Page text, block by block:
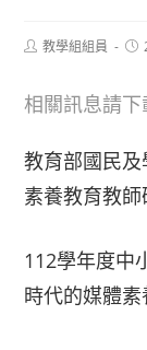
Post教學組組員
相關訊息請下
教育部國民
素養教育教
112學年度中
時代的媒體